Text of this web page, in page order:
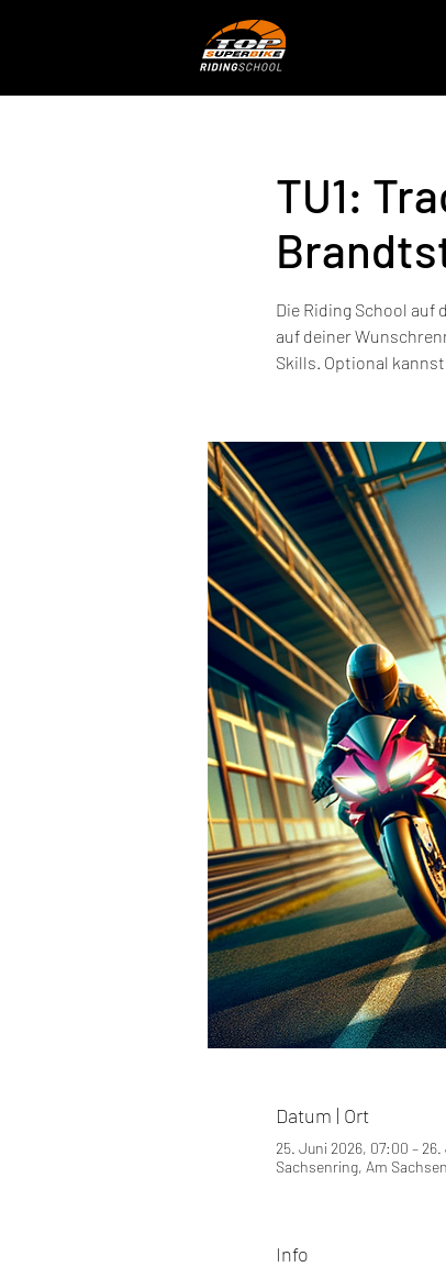
TU1:
Die Riding School auf
auf deiner
Skills. Optional
Datum | Ort
25. Juni 2026, 07:00 –
Sachsenring, Am
Info